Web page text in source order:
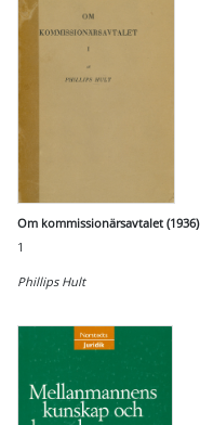
Om kommissionärsavtalet (1936)
1
Phillips Hult